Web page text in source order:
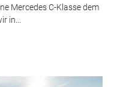
Mercedes C-Klasse dem
in...